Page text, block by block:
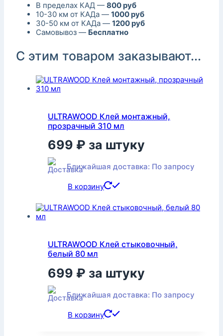
В пределах КАД — 800 руб
10-30 км от КАДа — 1000 руб
30-50 км от КАДа — 1200 руб
Самовывоз — Бесплатно
С этим товаром заказывают...
ULTRAWOOD Клей монтажный,
прозрачный 310 мл
699 ₽ за штуку
Ближайшая доставка: По запросу
В корзину
ULTRAWOOD Клей стыковочный,
белый 80 мл
699 ₽ за штуку
Ближайшая доставка: По запросу
В корзину